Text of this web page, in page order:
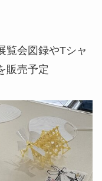
覧会図録やTシャ
販売予定